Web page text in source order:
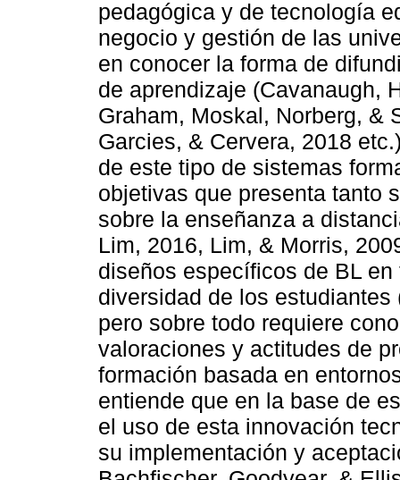
pedagógica y de tecnología
negocio y gestión de las
en conocer la forma de
de aprendizaje (Cavanaugh,
Graham, Moskal, Norberg, &
Garcies, & Cervera, 2018
de este tipo de sistemas
objetivas que presenta tanto
sobre la enseñanza a
Lim, 2016, Lim, & Morris,
diseños específicos de BL
diversidad de los
pero sobre todo requiere
valoraciones y actitudes de
formación basada en
entiende que en la base de
el uso de esta innovación
su implementación y